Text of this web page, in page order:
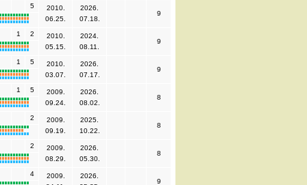
5
2010.
06.25.
2026.
07.18.
9
1 2
2010.
05.15.
2024.
08.11.
9
1 5
2010.
03.07.
2026.
07.17.
9
1 5
2009.
09.24.
2026.
08.02.
8
2
2009.
09.19.
2025.
10.22.
8
2
2009.
08.29.
2026.
05.30.
8
4
2009.
2026.
9